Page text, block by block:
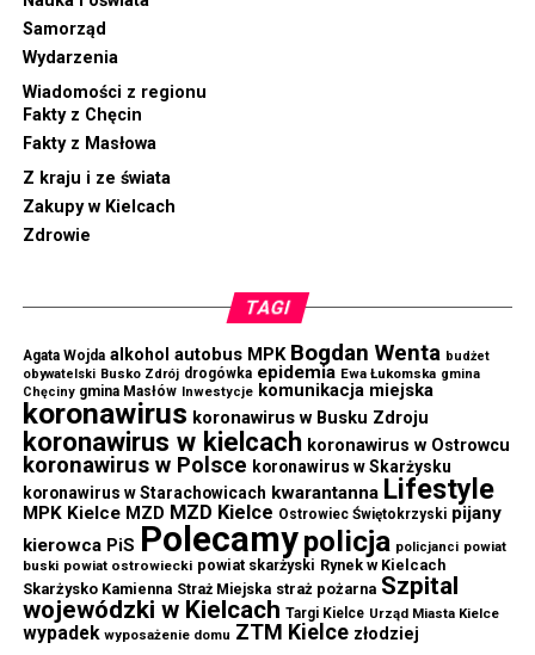
Samorząd
Wydarzenia
Wiadomości z regionu
Fakty z Chęcin
Fakty z Masłowa
Z kraju i ze świata
Zakupy w Kielcach
Zdrowie
TAGI
Agata Wojda alkohol autobus MPK Bogdan Wenta budżet
obywatelski Busko Zdrój drogówka epidemia Ewa Łukomska gmina
Chęciny gmina Masłów Inwestycje komunikacja miejska
koronawirus koronawirus w Busku Zdroju
koronawirus w kielcach koronawirus w Ostrowcu
koronawirus w Polsce koronawirus w Skarżysku
koronawirus w Starachowicach kwarantanna Lifestyle
MPK Kielce MZD MZD Kielce Ostrowiec Świętokrzyski pijany
kierowca PiS Polecamypolicja policjanci powiat
buski powiat ostrowiecki powiat skarżyski Rynek w Kielcach
Skarżysko Kamienna Straż Miejska straż pożarna Szpital
wojewódzki w Kielcach Targi Kielce Urząd Miasta Kielce
wypadek wyposażenie domu ZTM Kielce złodziej